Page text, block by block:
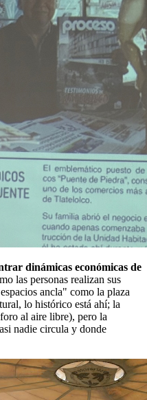
dinámicas económicas de
las personas realizan sus
ancla" como la plaza
lo histórico está ahí; la
al aire libre), pero la
nadie circula y donde